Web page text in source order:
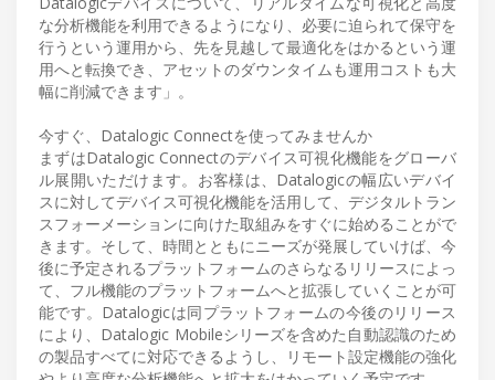
な分析機能を利用できるようになり、必要に迫られて保守を
行うという運用から、先を見越して最適化をはかるという運
用へと転換でき、アセットのダウンタイムも運用コストも大
幅に削減できます」。
今すぐ、Datalogic Connectを使ってみませんか
まずはDatalogic Connectのデバイス可視化機能をグローバ
ル展開いただけます。お客様は、Datalogicの幅広いデバイ
スに対してデバイス可視化機能を活用して、デジタルトラン
スフォーメーションに向けた取組みをすぐに始めることがで
きます。そして、時間とともにニーズが発展していけば、今
後に予定されるプラットフォームのさらなるリリースによっ
て、フル機能のプラットフォームへと拡張していくことが可
能です。Datalogicは同プラットフォームの今後のリリース
により、Datalogic Mobileシリーズを含めた自動認識のため
の製品すべてに対応できるようし、リモート設定機能の強化